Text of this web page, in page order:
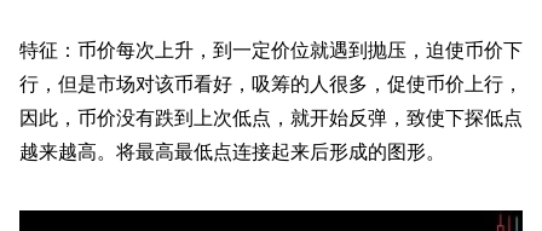
特征：币价每次上升，到一定价位就遇到抛压，迫使币价下
行，但是市场对该币看好，吸筹的人很多，促使币价上行，
因此，币价没有跌到上次低点，就开始反弹，致使下探低点
越来越高。将最高最低点连接起来后形成的图形。